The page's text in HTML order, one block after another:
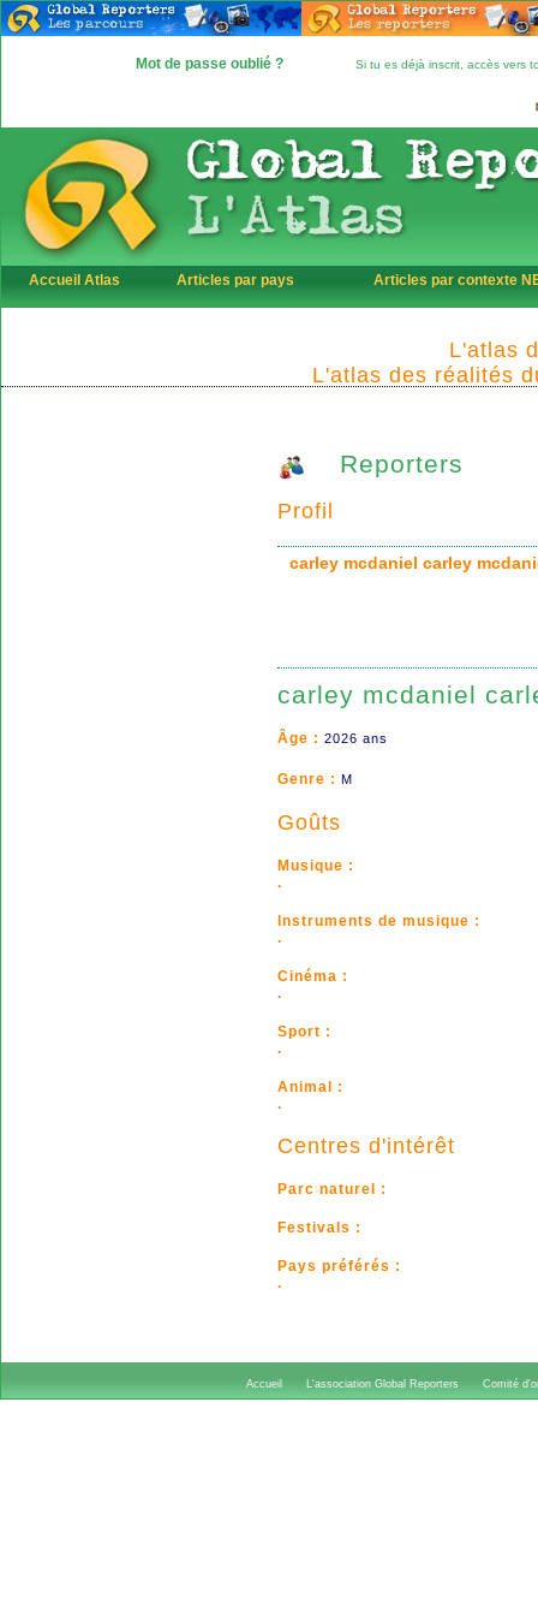
Mot de passe oublié ? Si tu es déjà inscrit, accès vers
Accueil Atlas Articles par pays Articles par contexte
L'atlas
L'atlas des réalités
Reporters
Profil
carley mcdaniel carley
carley mcdaniel
Âge : 2026 ans
Genre : M
Goûts
Musique :
.
Instruments de musique :
.
Cinéma :
.
Sport :
.
Animal :
.
Centres d'intérêt
Parc naturel :
Festivals :
Pays préférés :
.
Accueil L'association Global Reporters Comité